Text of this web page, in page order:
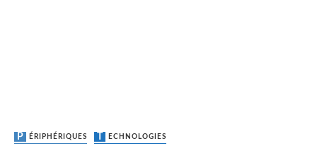
PÉRIPHÉRIQUES TECHNOLOGIES